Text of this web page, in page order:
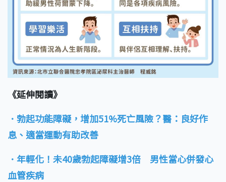
《延伸閱讀》
．勃起功能障礙，增加51%死亡風險？醫：良好作
息、適當運動有助改善
．年輕化！未40歲勃起障礙增3倍 男性當心併發心
血管疾病